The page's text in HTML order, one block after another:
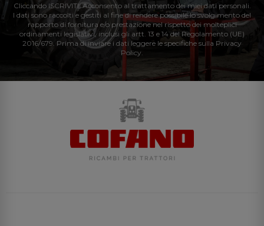
Cliccando ISCRIVITI: Acconsento al trattamento dei miei dati personali.
I dati sono raccolti e gestiti al fine di rendere possibile lo svolgimento del
rapporto di fornitura e/o prestazione nel rispetto dei molteplici
ordinamenti legislativi, inclusi gli artt. 13 e 14 del Regolamento (UE)
2016/679. Prima di inviare i dati leggere le specifiche sulla Privacy
Policy.